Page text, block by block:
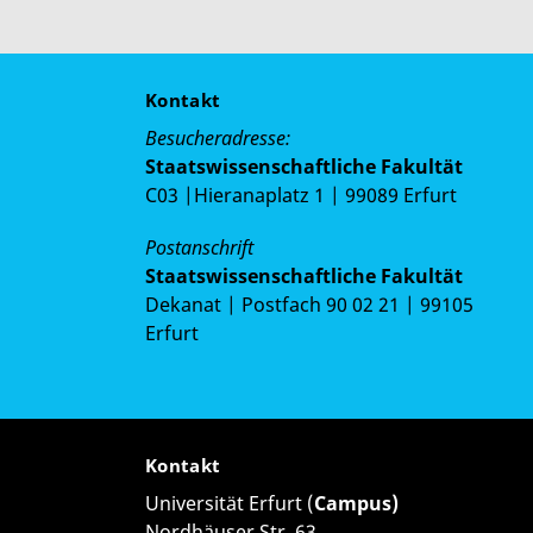
Kontakt
Besucheradresse:
Staatswissenschaftliche Fakultät
C03 |Hieranaplatz 1 | 99089 Erfurt
Postanschrift
Staatswissenschaftliche Fakultät
Dekanat | Postfach 90 02 21 | 99105
Erfurt
Kontakt
Universität Erfurt (Campus)